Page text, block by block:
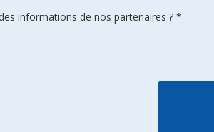
informations de nos partenaires ? *